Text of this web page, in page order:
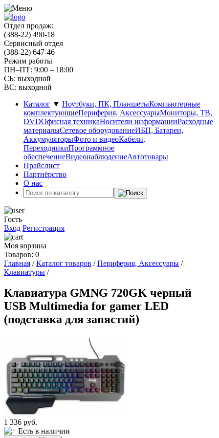
Отдел продаж:
(388-22) 490-18
Сервисный отдел
(388-22) 647-46
Режим работы
ПН–ПТ: 9:00 – 18:00
СБ: выходной
ВС: выходной
Каталог ▼ Ноутбуки, ПК, ПланшетыКомпьютерные
комплектующиеПериферия, АксессуарыМониторы, ТВ,
DVDОфисная техникаНосители информацииРасходные
материалыСетевое оборудованиеИБП, Батареи,
АккумуляторыФото и видеоКабели,
ПереходникиПрограммное
обеспечениеВидеонаблюдениеАвтотовары
Прайслист
Партнёрство
О нас
Гость
Вход Регистрация
Моя корзина
Товаров: 0
Главная /Каталог товаров /Периферия, Аксессуары /
Клавиатуры /
Клавиатура GMNG 720GK черный
USB Multimedia for gamer LED
(подставка для запястий)
1 336 руб.
Есть в наличии